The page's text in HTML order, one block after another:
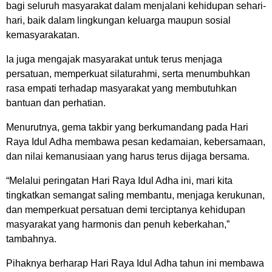
bagi seluruh masyarakat dalam menjalani kehidupan sehari-
hari, baik dalam lingkungan keluarga maupun sosial
kemasyarakatan.
Ia juga mengajak masyarakat untuk terus menjaga
persatuan, memperkuat silaturahmi, serta menumbuhkan
rasa empati terhadap masyarakat yang membutuhkan
bantuan dan perhatian.
Menurutnya, gema takbir yang berkumandang pada Hari
Raya Idul Adha membawa pesan kedamaian, kebersamaan,
dan nilai kemanusiaan yang harus terus dijaga bersama.
“Melalui peringatan Hari Raya Idul Adha ini, mari kita
tingkatkan semangat saling membantu, menjaga kerukunan,
dan memperkuat persatuan demi terciptanya kehidupan
masyarakat yang harmonis dan penuh keberkahan,”
tambahnya.
Pihaknya berharap Hari Raya Idul Adha tahun ini membawa